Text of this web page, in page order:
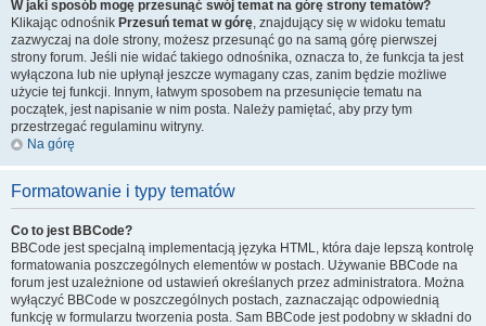
W jaki sposób mogę przesunąć swój temat na górę strony tematów?
Klikając odnośnik Przesuń temat w górę, znajdujący się w widoku tematu
zazwyczaj na dole strony, możesz przesunąć go na samą górę pierwszej
strony forum. Jeśli nie widać takiego odnośnika, oznacza to, że funkcja ta jest
wyłączona lub nie upłynął jeszcze wymagany czas, zanim będzie możliwe
użycie tej funkcji. Innym, łatwym sposobem na przesunięcie tematu na
początek, jest napisanie w nim posta. Należy pamiętać, aby przy tym
przestrzegać regulaminu witryny.
Na górę
Formatowanie i typy tematów
Co to jest BBCode?
BBCode jest specjalną implementacją języka HTML, która daje lepszą kontrolę
formatowania poszczególnych elementów w postach. Używanie BBCode na
forum jest uzależnione od ustawień określanych przez administratora. Można
wyłączyć BBCode w poszczególnych postach, zaznaczając odpowiednią
funkcję w formularzu tworzenia posta. Sam BBCode jest podobny w składni do